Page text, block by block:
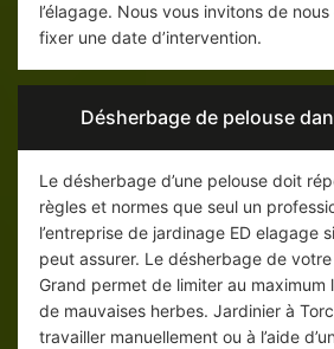
l’élagage. Nous vous invitons de
fixer une date d’intervention.
Désherbage de pelouse
Le désherbage d’une pelouse doit
règles et normes que seul un
l’entreprise de jardinage ED elagage
peut assurer. Le désherbage de
Grand permet de limiter au
de mauvaises herbes. Jardinier à
travailler manuellement ou à l’aide